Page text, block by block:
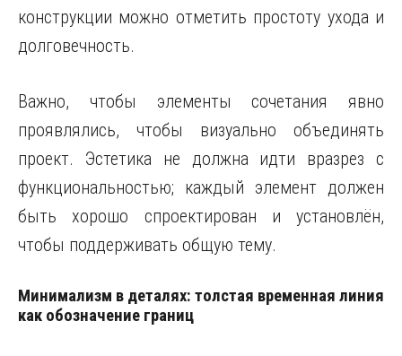
конструкции можно отметить простоту ухода и
долговечность.
Важно, чтобы элементы сочетания явно
проявлялись, чтобы визуально объединять
проект. Эстетика не должна идти вразрез с
функциональностью; каждый элемент должен
быть хорошо спроектирован и установлён,
чтобы поддерживать общую тему.
Минимализм в деталях: толстая временная линия
как обозначение границ